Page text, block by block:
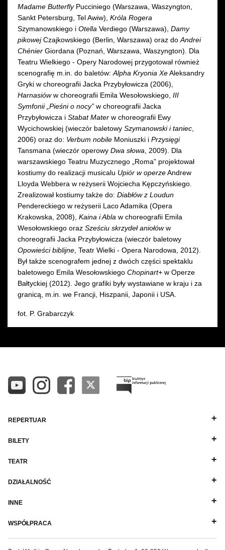
Madame ButterflyPucciniego (Warszawa, Waszyngton,
Sankt Petersburg, Tel Awiw), Króla Rogera
Szymanowskiego i Otella Verdiego (Warszawa), Damy
pikowejCzajkowskiego (Berlin, Warszawa) oraz do Andrei
Chénier Giordana (Poznań, Warszawa, Waszyngton). Dla
Teatru Wielkiego - Opery Narodowej przygotował również
scenografię m.in. do baletów: Alpha Kryonia XeAleksandry
Gryki w choreografii Jacka Przybyłowicza (2006),
Harnasióww choreografii Emila Wesołowskiego, III
Symfonii „Pieśni o nocy” w choreografii Jacka
Przybyłowicza i Stabat Mater w choreografii Ewy
Wycichowskiej (wieczór baletowy Szymanowski i taniec
2006) oraz do: Verbum nobile Moniuszki i Przysięgi
Tansmana (wieczór operowy Dwa słowa , 2009). Dla
warszawskiego Teatru Muzycznego „Roma” projektował
kostiumy do realizacji musicalu Upiór w operzeAndrew
Lloyda Webbera w reżyserii Wojciecha Kępczyńskiego.
Zrealizował kostiumy także do: Diabłów z Loudun
Pendereckiego w reżyserii Laco Adamika (Opera
Krakowska, 2008), Kaina i Abla w choreografii Emila
Wesołowskiego oraz Sześciu skrzydeł aniołóww
choreografii Jacka Przybyłowicza (wieczór baletowy
Opowieści biblijne , Teatr Wielki - Opera Narodowa, 2012).
Był także scenografem jednej z dwóch części spektaklu
baletowego Emila Wesołowskiego Chopinart+ w Operze
Bałtyckiej (2012). Jego grafiki były wystawiane w kraju i za
granicą, m.in. we Francji, Hiszpanii, Japonii i USA.
fot. P. Grabarczyk
REPERTUAR
BILETY
TEATR
DZIAŁALNOŚĆ
INNE
WSPÓŁPRACA